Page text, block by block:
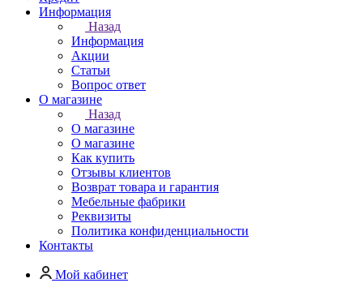
Информация
Назад
Информация
Акции
Статьи
Вопрос ответ
О магазине
Назад
О магазине
О магазине
Как купить
Отзывы клиентов
Возврат товара и гарантия
Мебельные фабрики
Реквизиты
Политика конфиденциальности
Контакты
Мой кабинет